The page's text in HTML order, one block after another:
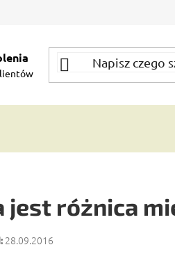
jest różnica
28.09.2016